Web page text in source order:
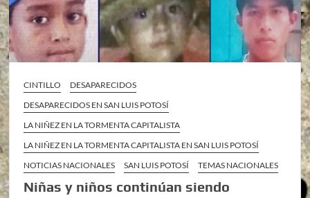
CINTILLO
DESAPARECIDOS
DESAPARECIDOS EN SAN LUIS POTOSÍ
LA NIÑEZ EN LA TORMENTA CAPITALISTA
LA NIÑEZ EN LA TORMENTA CAPITALISTA EN SAN LUIS POTOSÍ
NOTICIAS NACIONALES
SAN LUIS POTOSÍ TEMAS NACIONALES
Niñas y niños continúan siendo